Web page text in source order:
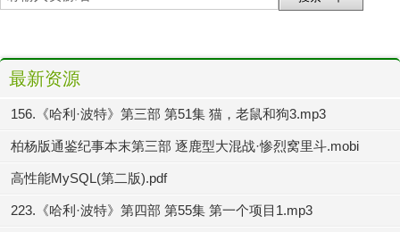
最新资源
156.《哈利·波特》第三部 第51集 猫，老鼠和狗3.mp3
柏杨版通鉴纪事本末第三部 逐鹿型大混战·惨烈窝里斗.mobi
高性能MySQL(第二版).pdf
223.《哈利·波特》第四部 第55集 第一个项目1.mp3